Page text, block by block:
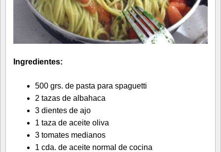
Ingredientes:
500 grs. de pasta para spaguetti
2 tazas de albahaca
3 dientes de ajo
1 taza de aceite oliva
3 tomates medianos
1 cda. de aceite normal de cocina